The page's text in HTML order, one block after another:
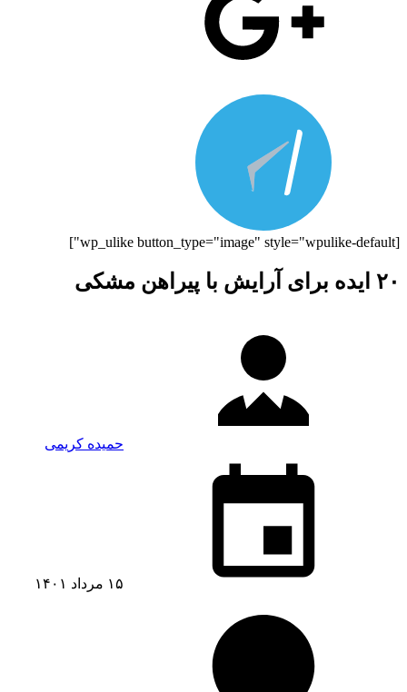
[wp_ulike button_type="image" style="wpulike-default"]
۲۰ ایده برای آرایش با پیراهن مشکی
حمیده کریمی
۱۵ مرداد ۱۴۰۱